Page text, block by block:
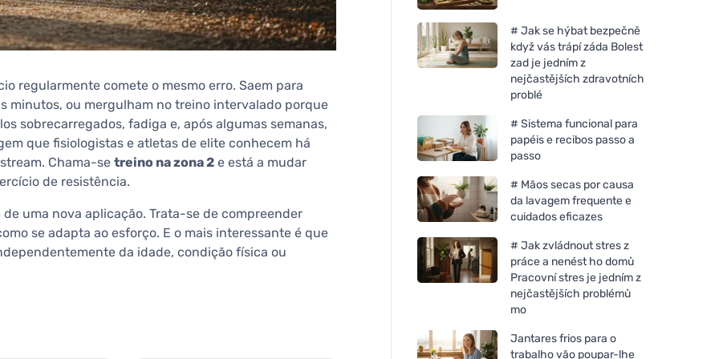
regularmente comete o mesmo erro. Saem para
minutos, ou mergulham no treino intervalado porque
sobrecarregados, fadiga e, após algumas semanas,
que fisiologistas e atletas de elite conhecem há
Chama-se treino na zona 2 e está a mudar
de resistência.
uma nova aplicação. Trata-se de compreender
se adapta ao esforço. E o mais interessante é que
da idade, condição física ou
# Jak se hýbat bezpečně
když vás trápí záda Bolest
zad je jedním z
nejčastějších zdravotních
problé
# Sistema funcional para
papéis e recibos passo a
passo
# Mãos secas por causa
da lavagem frequente e
cuidados eficazes
# Jak zvládnout stres z
práce a nenést ho domů
Pracovní stres je jedním z
nejčastějších problémů
mo
Jantares frios para o
trabalho vão poupar-lhe